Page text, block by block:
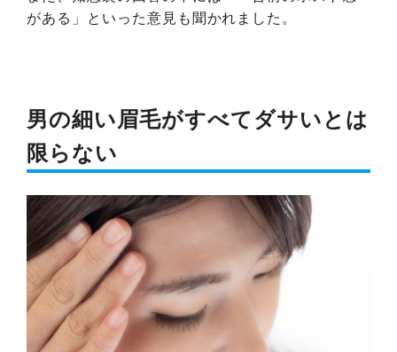
がある」といった意見も聞かれました。
男の細い眉毛がすべてダサいとは
限らない